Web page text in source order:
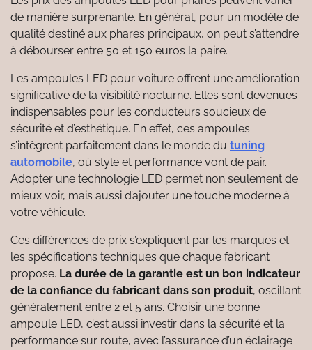
de manière surprenante. En général, pour un modèle de
qualité destiné aux phares principaux, on peut s’attendre
à débourser entre 50 et 150 euros la paire.
Les ampoules LED pour voiture offrent une amélioration
significative de la visibilité nocturne. Elles sont devenues
indispensables pour les conducteurs soucieux de
sécurité et d’esthétique. En effet, ces ampoules
s’intègrent parfaitement dans le monde du tuning
automobile, où style et performance vont de pair.
Adopter une technologie LED permet non seulement de
mieux voir, mais aussi d’ajouter une touche moderne à
votre véhicule.
Ces différences de prix s’expliquent par les marques et
les spécifications techniques que chaque fabricant
propose. La durée de la garantie est un bon indicateur
de la confiance du fabricant dans son produit, oscillant
généralement entre 2 et 5 ans. Choisir une bonne
ampoule LED, c’est aussi investir dans la sécurité et la
performance sur route, avec l’assurance d’un éclairage